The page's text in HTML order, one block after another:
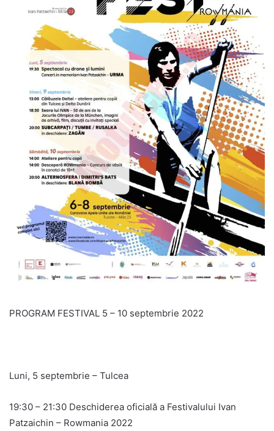
PROGRAM FESTIVAL 5 – 10 septembrie 2022
Luni, 5 septembrie – Tulcea
19:30 – 21:30 Deschiderea oficială a Festivalului Ivan
Patzaichin – Rowmania 2022